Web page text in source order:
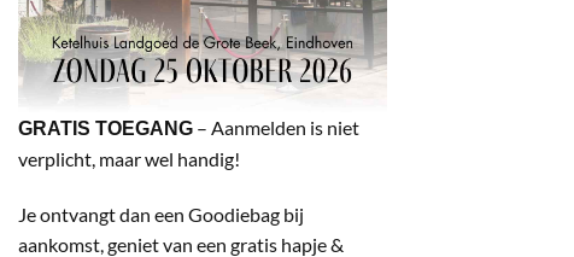
GRATIS TOEGANG – Aanmelden is niet
verplicht, maar wel handig!
Je ontvangt dan een Goodiebag bij
aankomst, geniet van een gratis hapje &